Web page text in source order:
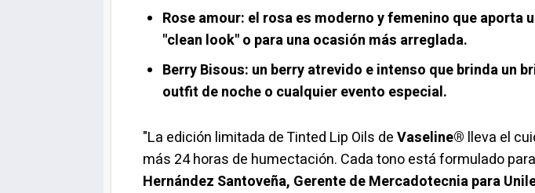
Rose amour: el rosa es moderno y femenino que aporta
"clean look" o para una ocasión más arreglada.
Berry Bisous: un berry atrevido e intenso que brinda un
outfit de noche o cualquier evento especial.
"La edición limitada de Tinted Lip Oils deVaseline® lleva el
más 24 horas de humectación. Cada tono está formulado
Hernández Santoveña, Gerente de Mercadotecnia para